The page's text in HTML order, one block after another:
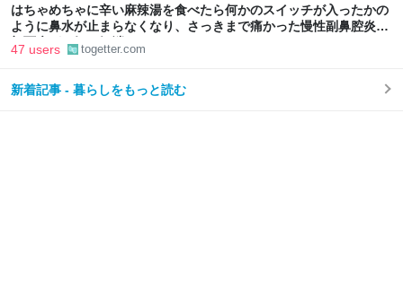
はちゃめちゃに辛い麻辣湯を食べたら何かのスイッチが入ったかの
ように鼻水が止まらなくなり、さっきまで痛かった慢性副鼻腔炎の
顔面痛が一気に解消した
47 users togetter.com
新着記事 - 暮らしをもっと読む